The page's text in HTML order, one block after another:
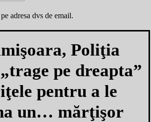
adresa dvs de email.
Poliţia
pe dreapta”
pentru a le
un… mărţişor